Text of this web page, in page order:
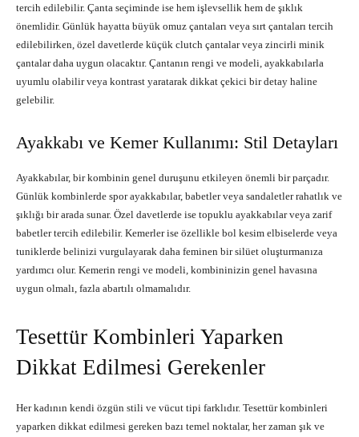
tercih edilebilir. Çanta seçiminde ise hem işlevsellik hem de şıklık
önemlidir. Günlük hayatta büyük omuz çantaları veya sırt çantaları tercih
edilebilirken, özel davetlerde küçük clutch çantalar veya zincirli minik
çantalar daha uygun olacaktır. Çantanın rengi ve modeli, ayakkabılarla
uyumlu olabilir veya kontrast yaratarak dikkat çekici bir detay haline
gelebilir.
Ayakkabı ve Kemer Kullanımı: Stil Detayları
Ayakkabılar, bir kombinin genel duruşunu etkileyen önemli bir parçadır.
Günlük kombinlerde spor ayakkabılar, babetler veya sandaletler rahatlık ve
şıklığı bir arada sunar. Özel davetlerde ise topuklu ayakkabılar veya zarif
babetler tercih edilebilir. Kemerler ise özellikle bol kesim elbiselerde veya
tuniklerde belinizi vurgulayarak daha feminen bir silüet oluşturmanıza
yardımcı olur. Kemerin rengi ve modeli, kombininizin genel havasına
uygun olmalı, fazla abartılı olmamalıdır.
Tesettür Kombinleri Yaparken
Dikkat Edilmesi Gerekenler
Her kadının kendi özgün stili ve vücut tipi farklıdır. Tesettür kombinleri
yaparken dikkat edilmesi gereken bazı temel noktalar, her zaman şık ve